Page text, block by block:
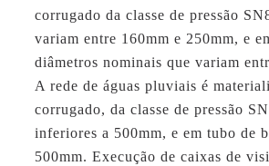
corrugado da classe de pressão
variam entre 160mm e 250mm, e
diâmetros nominais que variam
A rede de águas pluviais é
corrugado, da classe de pressão
inferiores a 500mm, e em tubo de
500mm. Execução de caixas de